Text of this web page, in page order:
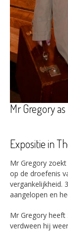
Mr Gregory
Expositie in
Mr Gregory
op de droefenis
vergankelijkheid.
aangelopen en
Mr Gregory
verdween hij